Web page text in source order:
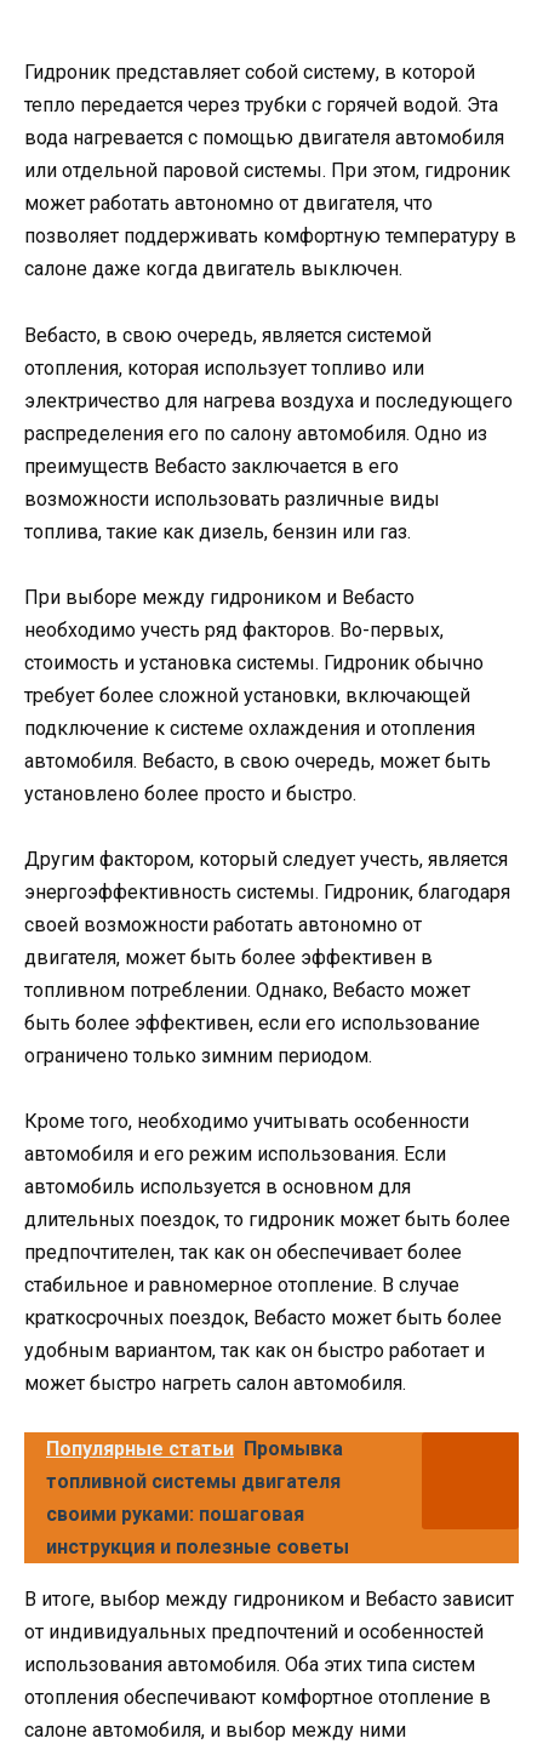
Гидроник представляет собой систему, в которой
тепло передается через трубки с горячей водой. Эта
вода нагревается с помощью двигателя автомобиля
или отдельной паровой системы. При этом, гидроник
может работать автономно от двигателя, что
позволяет поддерживать комфортную температуру в
салоне даже когда двигатель выключен.
Вебасто, в свою очередь, является системой
отопления, которая использует топливо или
электричество для нагрева воздуха и последующего
распределения его по салону автомобиля. Одно из
преимуществ Вебасто заключается в его
возможности использовать различные виды
топлива, такие как дизель, бензин или газ.
При выборе между гидроником и Вебасто
необходимо учесть ряд факторов. Во-первых,
стоимость и установка системы. Гидроник обычно
требует более сложной установки, включающей
подключение к системе охлаждения и отопления
автомобиля. Вебасто, в свою очередь, может быть
установлено более просто и быстро.
Другим фактором, который следует учесть, является
энергоэффективность системы. Гидроник, благодаря
своей возможности работать автономно от
двигателя, может быть более эффективен в
топливном потреблении. Однако, Вебасто может
быть более эффективен, если его использование
ограничено только зимним периодом.
Кроме того, необходимо учитывать особенности
автомобиля и его режим использования. Если
автомобиль используется в основном для
длительных поездок, то гидроник может быть более
предпочтителен, так как он обеспечивает более
стабильное и равномерное отопление. В случае
краткосрочных поездок, Вебасто может быть более
удобным вариантом, так как он быстро работает и
может быстро нагреть салон автомобиля.
Популярные статьи Промывка
топливной системы двигателя
своими руками: пошаговая
инструкция и полезные советы
В итоге, выбор между гидроником и Вебасто зависит
от индивидуальных предпочтений и особенностей
использования автомобиля. Оба этих типа систем
отопления обеспечивают комфортное отопление в
салоне автомобиля, и выбор между ними